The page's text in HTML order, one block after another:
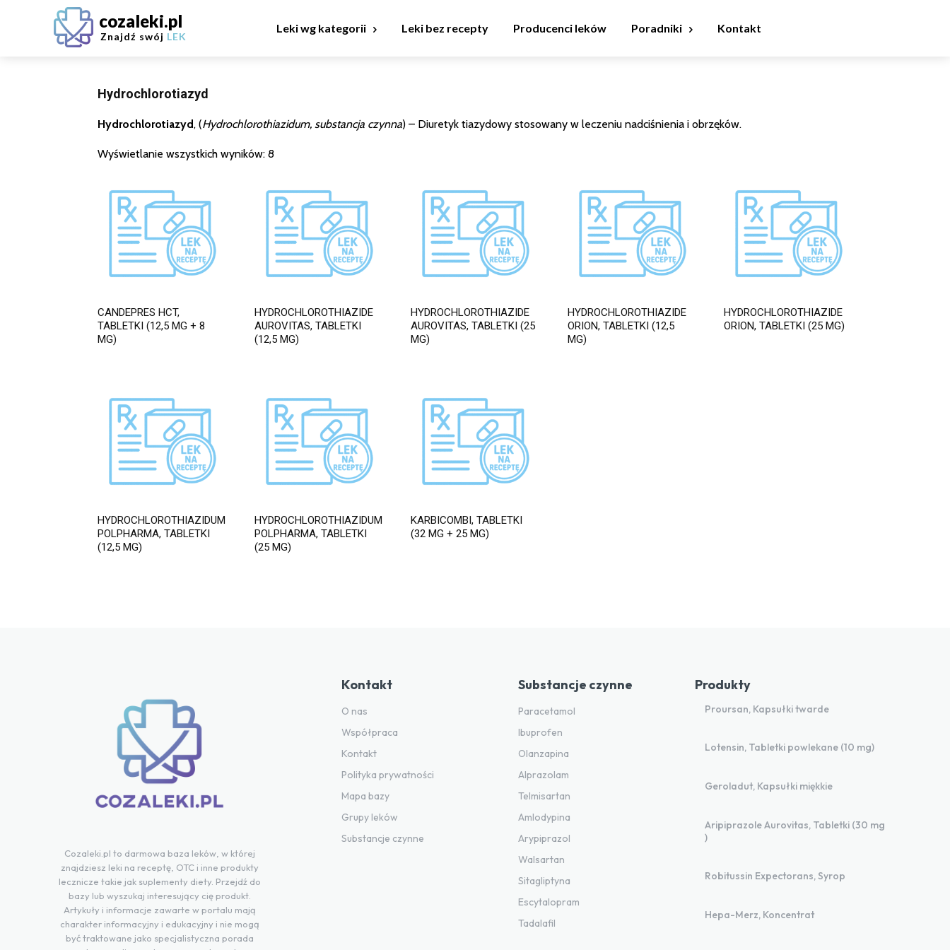
cozaleki.pl
Znajdź swój LEK
Leki wg kategorii Leki bez recepty Producenci leków Poradniki Kontakt
Hydrochlorotiazyd
Hydrochlorotiazyd, (Hydrochlorothiazidum, substancja czynna) – Diuretyk tiazydowy stosowany w leczeniu nadciśnienia i obrzęków.
Wyświetlanie wszystkich wyników: 8
CANDEPRES HCT,
TABLETKI (12,5 MG + 8
MG)
HYDROCHLOROTHIAZIDE
AUROVITAS, TABLETKI
(12,5 MG)
HYDROCHLOROTHIAZIDE
AUROVITAS, TABLETKI (25
MG)
HYDROCHLOROTHIAZIDE
ORION, TABLETKI (12,5
MG)
HYDROCHLOROTHIAZIDE
ORION, TABLETKI (25 MG)
HYDROCHLOROTHIAZIDUM
POLPHARMA, TABLETKI
(12,5 MG)
HYDROCHLOROTHIAZIDUM
POLPHARMA, TABLETKI
(25 MG)
KARBICOMBI, TABLETKI
(32 MG + 25 MG)
Cozaleki.pl to darmowa baza leków, w której
znajdziesz leki na receptę, OTC i inne produkty
lecznicze takie jak suplementy diety. Przejdź do
bazy lub wyszukaj interesujący cię produkt.
Artykuły i informacje zawarte w portalu mają
charakter informacyjny i edukacyjny i nie mogą
być traktowane jako specjalistyczna porada
Kontakt
O nas
Współpraca
Kontakt
Polityka prywatności
Mapa bazy
Grupy leków
Substancje czynne
Substancje czynne
Paracetamol
Ibuprofen
Olanzapina
Alprazolam
Telmisartan
Amlodypina
Arypiprazol
Walsartan
Sitagliptyna
Escytalopram
Tadalafil
Produkty
Proursan, Kapsułki twarde
Lotensin, Tabletki powlekane (10 mg)
Geroladut, Kapsułki miękkie
Aripiprazole Aurovitas, Tabletki (30 mg
)
Robitussin Expectorans, Syrop
Hepa-Merz, Koncentrat